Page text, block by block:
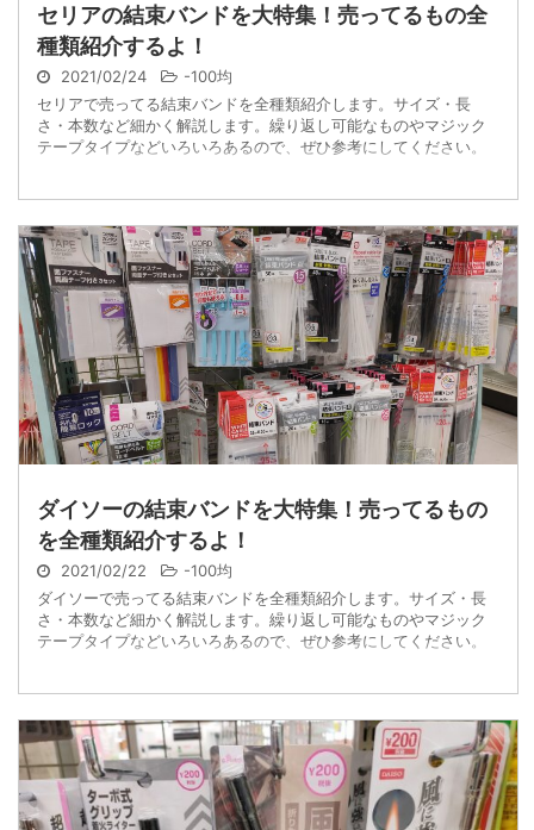
セリアの結束バンドを大特集！売ってるもの全
種類紹介するよ！
2021/02/24 -100均
セリアで売ってる結束バンドを全種類紹介します。サイズ・長
さ・本数など細かく解説します。繰り返し可能なものやマジック
テープタイプなどいろいろあるので、ぜひ参考にしてください。
ダイソーの結束バンドを大特集！売ってるもの
を全種類紹介するよ！
2021/02/22 -100均
ダイソーで売ってる結束バンドを全種類紹介します。サイズ・長
さ・本数など細かく解説します。繰り返し可能なものやマジック
テープタイプなどいろいろあるので、ぜひ参考にしてください。